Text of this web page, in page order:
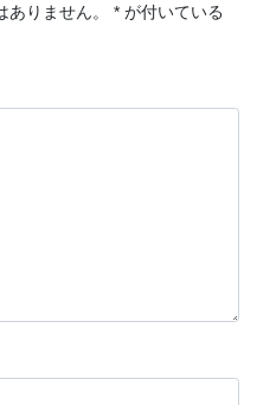
りません。 * が付いている